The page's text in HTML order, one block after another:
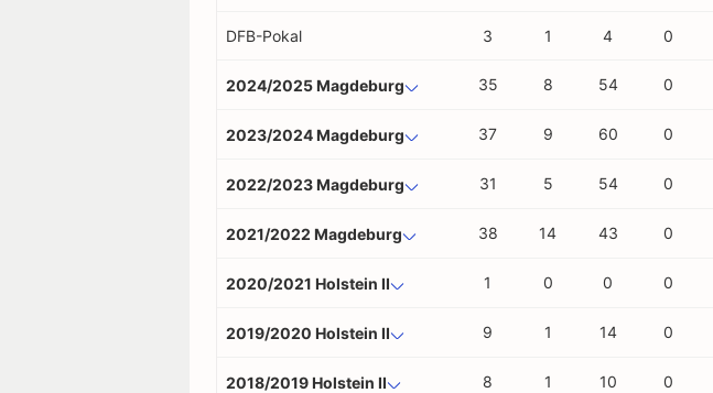
DFB-Pokal 3 1 4 0
2024/2025 Magdeburg 35 8 54 0
2023/2024 Magdeburg 37 9 60 0
2022/2023 Magdeburg 31 5 54 0
2021/2022 Magdeburg 38 14 43 0
2020/2021 Holstein II 1 0 0 0
2019/2020 Holstein II 9 1 14 0
2018/2019 Holstein II 8 1 10 0